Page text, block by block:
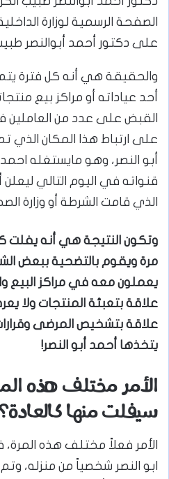
الصفحة الرسمية لوزارة
على دكتور أحمد أبوالنصر
والحقيقة هي أنه كل فترة
أحد عياداته أو مراكز بيع
القبض على عدد من العاملين
على ارتباط هذا المكان الذي
أبو النصر، وهو مايستغله
قنواته في اليوم التالي ليعلن
الذي قامت الشرطة أو وزارة
وتكون النتيجة هي أنه يفلت
مرة ويقوم بالتضحية ببعض
يعملون معه في مراكز البيع
علاقة بتعبئة المنتجات ولا
علاقة بتشخيص المرضى
يتخذها أحمد أبو النصر!
الأمر مختلف هذه
سيفلت منها كالعادة؟
الأمر فعلاً مختلف هذه
ابو النصر شخصياً من منزله،